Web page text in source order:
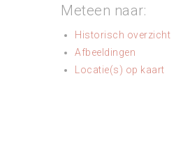
Meteen naar:
Historisch overzicht
Afbeeldingen
Locatie(s) op kaart